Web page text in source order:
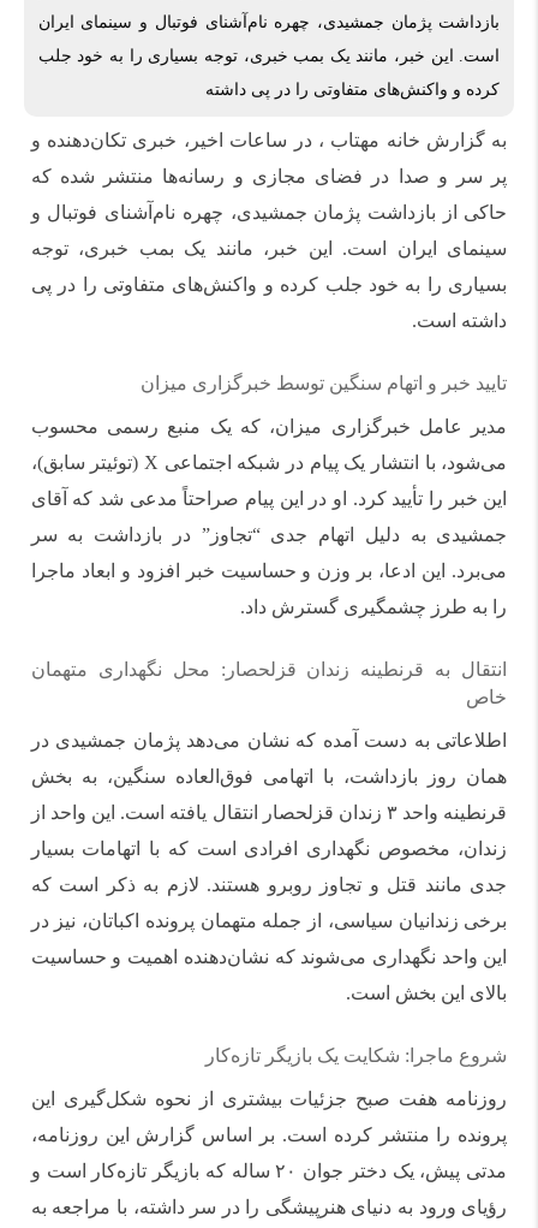
بازداشت پژمان جمشیدی، چهره نام‌آشنای فوتبال و سینمای ایران
است. این خبر، مانند یک بمب خبری، توجه بسیاری را به خود جلب
کرده و واکنش‌های متفاوتی را در پی داشته
به گزارش خانه مهتاب ، در ساعات اخیر، خبری تکان‌دهنده و
پر سر و صدا در فضای مجازی و رسانه‌ها منتشر شده که
حاکی از بازداشت پژمان جمشیدی، چهره نام‌آشنای فوتبال و
سینمای ایران است. این خبر، مانند یک بمب خبری، توجه
بسیاری را به خود جلب کرده و واکنش‌های متفاوتی را در پی
داشته است.
تایید خبر و اتهام سنگین توسط خبرگزاری میزان
مدیر عامل خبرگزاری میزان، که یک منبع رسمی محسوب
می‌شود، با انتشار یک پیام در شبکه اجتماعی X (توئیتر سابق)،
این خبر را تأیید کرد. او در این پیام صراحتاً مدعی شد که آقای
جمشیدی به دلیل اتهام جدی “تجاوز” در بازداشت به سر
می‌برد. این ادعا، بر وزن و حساسیت خبر افزود و ابعاد ماجرا
را به طرز چشمگیری گسترش داد.
انتقال به قرنطینه زندان قزلحصار: محل نگهداری متهمان
خاص
اطلاعاتی به دست آمده که نشان می‌دهد پژمان جمشیدی در
همان روز بازداشت، با اتهامی فوق‌العاده سنگین، به بخش
قرنطینه واحد ۳ زندان قزلحصار انتقال یافته است. این واحد از
زندان، مخصوص نگهداری افرادی است که با اتهامات بسیار
جدی مانند قتل و تجاوز روبرو هستند. لازم به ذکر است که
برخی زندانیان سیاسی، از جمله متهمان پرونده اکباتان، نیز در
این واحد نگهداری می‌شوند که نشان‌دهنده اهمیت و حساسیت
بالای این بخش است.
شروع ماجرا: شکایت یک بازیگر تازه‌کار
روزنامه هفت صبح جزئیات بیشتری از نحوه شکل‌گیری این
پرونده را منتشر کرده است. بر اساس گزارش این روزنامه،
مدتی پیش، یک دختر جوان ۲۰ ساله که بازیگر تازه‌کار است و
رؤیای ورود به دنیای هنرپیشگی را در سر داشته، با مراجعه به